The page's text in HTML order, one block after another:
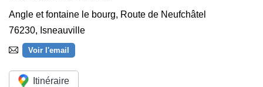
Angle et fontaine le bourg, Route de Neufchâtel
76230, Isneauville
Voir l'email
Itinéraire